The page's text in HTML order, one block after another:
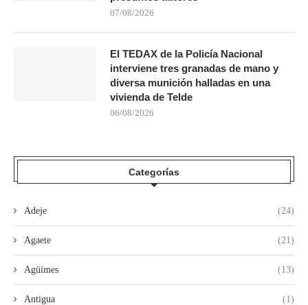
07/08/2026
El TEDAX de la Policía Nacional
interviene tres granadas de mano y
diversa munición halladas en una
vivienda de Telde
06/08/2026
Categorías
Adeje (24)
Agaete (21)
Agüimes (13)
Antigua (1)